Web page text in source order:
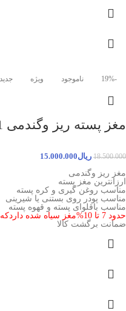
-19% ناموجود ویژه جدید
مغز پسته ریز وگندمی 1کیلویی
18.500.000 ریال15.000.000
مغز ریز وگندمی
ارزانترین مغز پسته
مناسب روغن گیری و کره پسته
مناسب پودر روی بستنی یا شیرینی
مناسب باقلوای پسته و قهوه پسته
حدود 7 تا 10%مغز سیاه شده داردکه احتمالامزه تلخی میدهد
ضمانت برگشت کالا